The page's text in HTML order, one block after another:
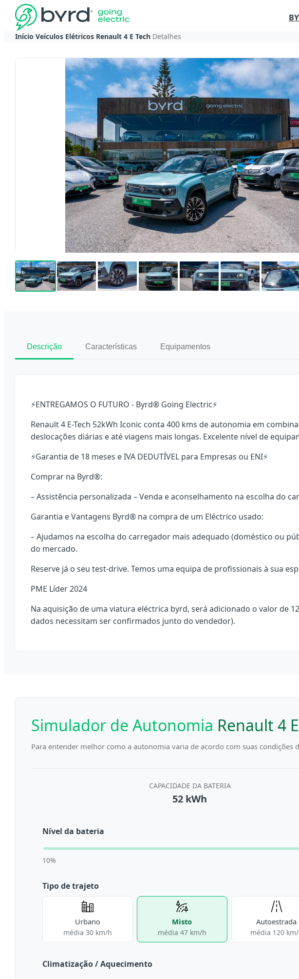
Início Veículos Elétricos Renault 4 E Tech Detalhes
❮ ❯
Descrição Características Equipamentos
⚡ENTREGAMOS O FUTURO - Byrd® Going Electric⚡
Renault 4 E-Tech 52kWh Iconic conta 400 kms de autonomia em
deslocações diárias e até viagens mais longas. Excelente nível de
⚡Garantia de 18 meses e IVA DEDUTÍVEL para Empresas ou ENI⚡
Comprar na Byrd®:
– Assistência personalizada – Venda e aconselhamento na escolha do
Garantia e Vantagens Byrd® na compra de um Eléctrico usado:
– Ajudamos na escolha do carregador mais adequado (doméstico ou
do mercado.
Reserve já o seu test-drive. Temos uma equipa de profissionais à sua
PME Líder 2024
Na aquisição de uma viatura eléctrica byrd, será adicionado o valor de
dados necessitam ser confirmados junto do vendedor).
Simulador de Autonomia Renault 4
Para entender melhor como a autonomia varia de acordo com suas condições
CAPACIDADE DA BATERIA
52 kWh
Nível da bateria
10%
Tipo de trajeto
Urbano
média 30 km/h
Misto
média 47 km/h
Autoestrada
média 120
Climatização / Aquecimento